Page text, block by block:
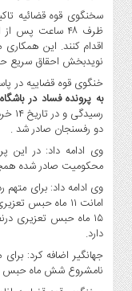
سخنگوی قوه قضائیه
ظرف ۴۸ ساعت
اقدام کنند. این
نویدبخش احقاق سریع
خنگوی قوه قضاییه در
به پرونده فساد در
دو رفسنجان صادر شد .
محکومیت صادر شده همچنین ۳ نفر نیز
وی ادامه داد: برای متهم
امانت ۱۱ ماه
۱۵ ماه حبس تعزیری
دارد.
جهانگیر اضافه کرد:
نامشروع شش ‌ماه حبس